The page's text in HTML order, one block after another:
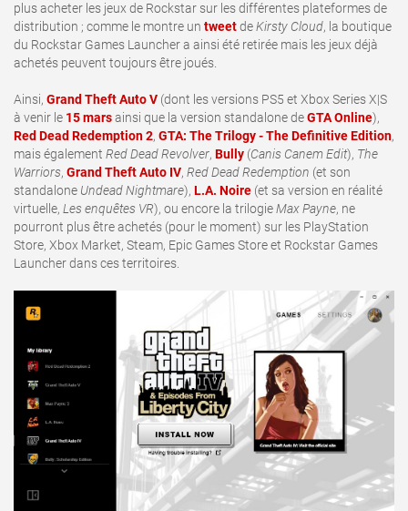
plus acheter les jeux de Rockstar sur les différentes plateformes de
distribution ; comme le montre un tweetdeKirsty Cloud, la boutique
du Rockstar Games Launcher a ainsi été retirée mais les jeux déjà
achetés peuvent toujours être joués.
Ainsi, Grand Theft Auto V (dont les versions PS5 et Xbox Series X|S
à venir le 15 marsainsi que la version standalone deGTA Online),
Red Dead Redemption 2, GTA: The Trilogy - The Definitive Edition,
mais également Red Dead Revolver, Bully (Canis Canem Edit), The
Warriors, Grand Theft Auto IV, Red Dead Redemption (et son
standalone Undead Nightmare), L.A. Noire (et sa version en réalité
virtuelle, Les enquêtes VR), ou encore la trilogieMax Payne, ne
pourront plus être achetés (pour le moment) sur les PlayStation
Store, Xbox Market, Steam, Epic Games Store et Rockstar Games
Launcher dans ces territoires.